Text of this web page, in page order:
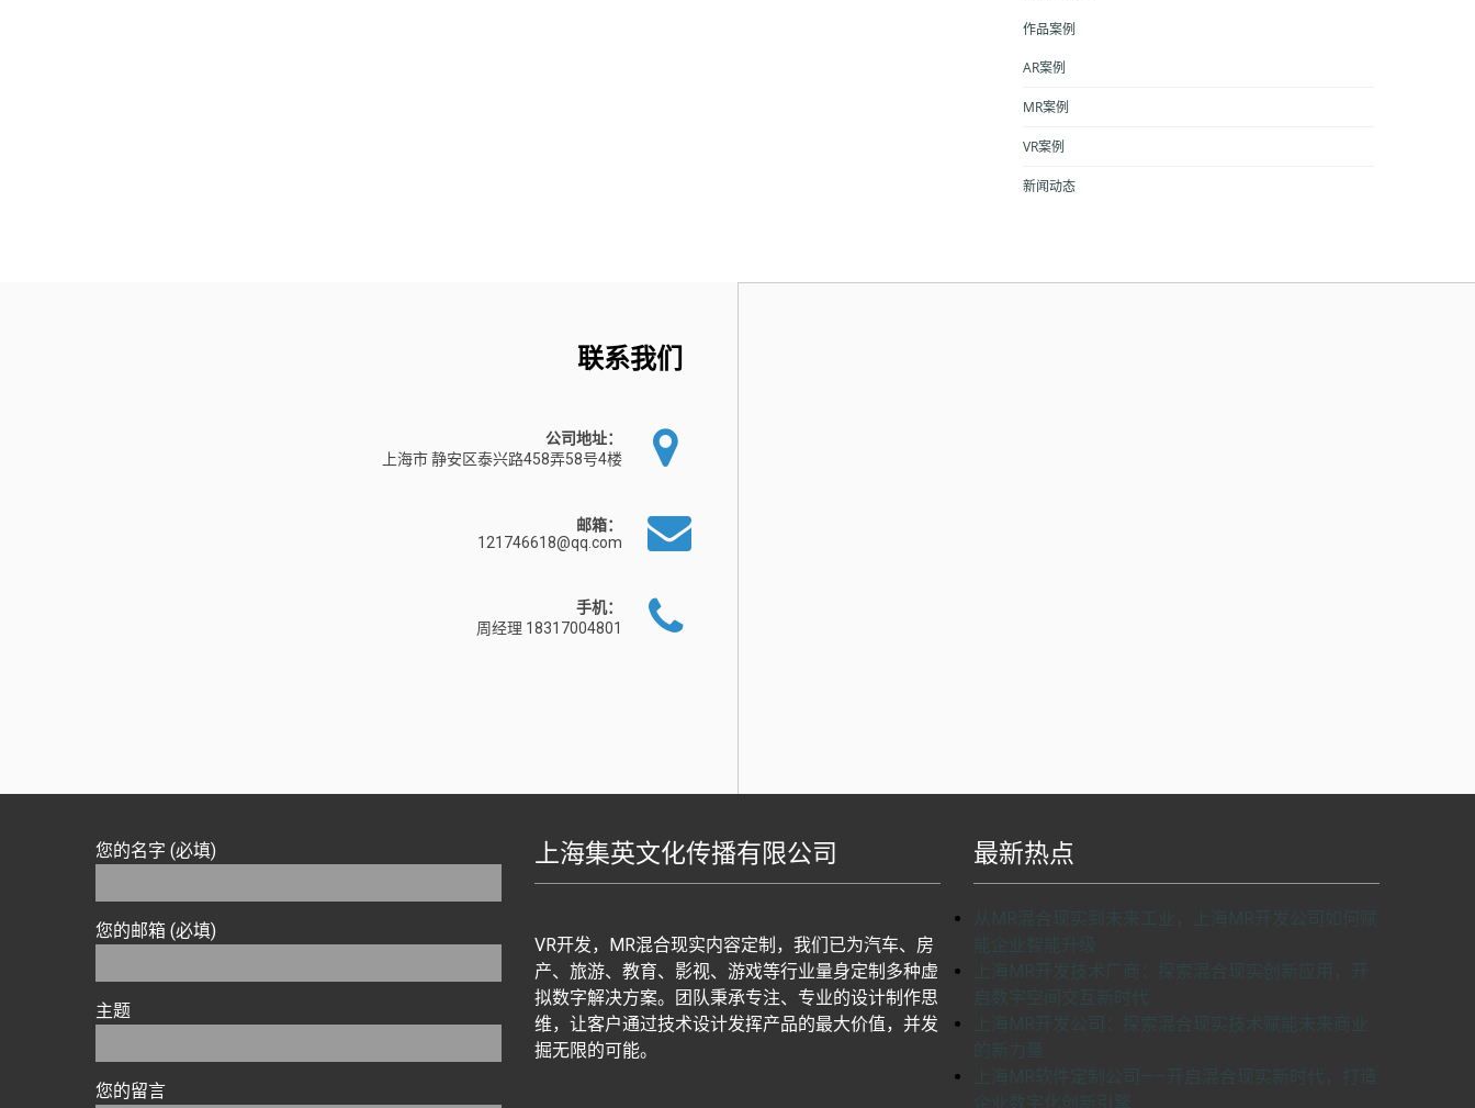
作品案例
AR案例
MR案例
VR案例
新闻动态
联系我们
公司地址：
上海市 静安区泰兴路458弄58号4楼
邮箱：
121746618@qq.com
手机：
周经理 18317004801
您的名字 (必填)
您的邮箱 (必填)
主题
您的留言
上海集英文化传播有限公司
VR开发，MR混合现实内容定制，我们已为汽车、房
产、旅游、教育、影视、游戏等行业量身定制多种虚
拟数字解决方案。团队秉承专注、专业的设计制作思
维，让客户通过技术设计发挥产品的最大价值，并发
掘无限的可能。
最新热点